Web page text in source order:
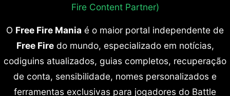
Fire Content Partner)
O Free Fire Mania é o maior portal independente de
Free Firedo mundo, especializado em notícias,
codiguins atualizados, guias completos, recuperação
de conta, sensibilidade, nomes personalizados e
ferramentas exclusivas para jogadores do Battle